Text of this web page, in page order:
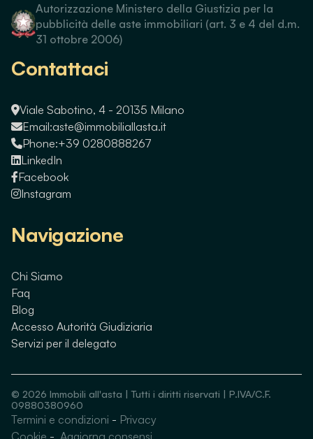
Guarda immobili simili
Autorizzazione Ministero della Giustizia per la
pubblicità delle aste immobiliari (art. 3 e 4 del d.m.
31 ottobre 2006)
Contattaci
Viale Sabotino, 4 - 20135 Milano
Email:aste@immobiliallasta.it
Phone:+39 0280888267
LinkedIn
Facebook
Instagram
Navigazione
Chi Siamo
Faq
Blog
Accesso Autorità Giudiziaria
Servizi per il delegato
© 2026 Immobili all'asta | Tutti i diritti riservati | P.IVA/C.F.
09880380960
Termini e condizioni - Privacy
Cookie - Aggiorna consensi